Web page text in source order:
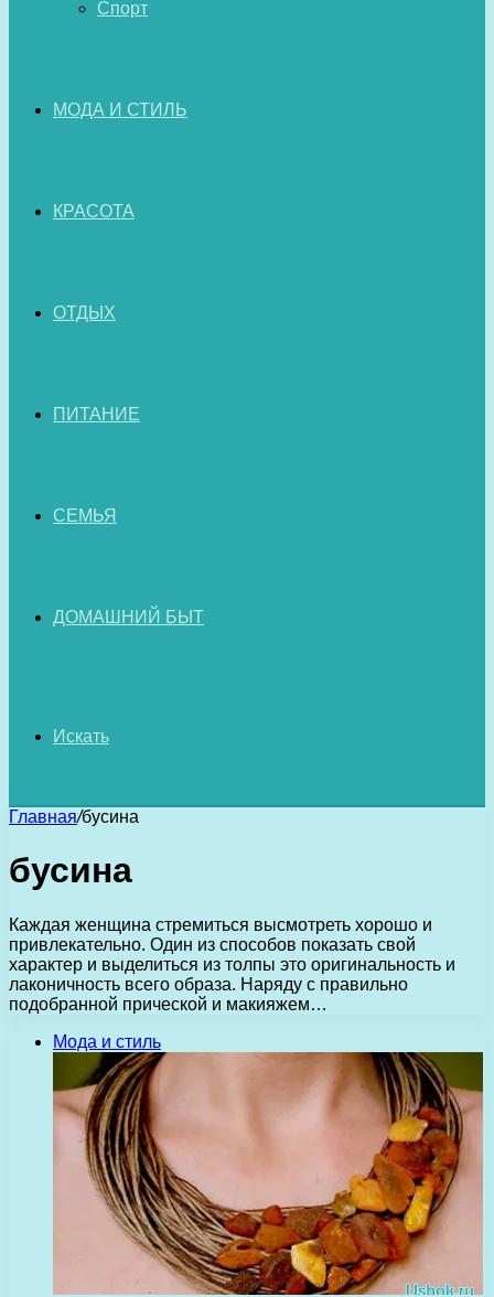
Спорт
МОДА И СТИЛЬ
КРАСОТА
ОТДЫХ
ПИТАНИЕ
СЕМЬЯ
ДОМАШНИЙ БЫТ
Искать
Главная/бусина
бусина
Каждая женщина стремиться высмотреть хорошо и
привлекательно. Один из способов показать свой
характер и выделиться из толпы это оригинальность и
лаконичность всего образа. Наряду с правильно
подобранной прической и макияжем…
Мода и стиль